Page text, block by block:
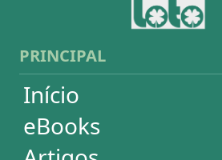
Login / Cadastro
Carrinho
SORTEIOS